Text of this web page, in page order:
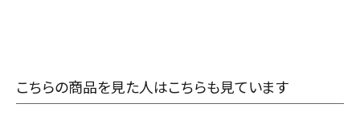
こちらの商品を見た人はこちらも見ています